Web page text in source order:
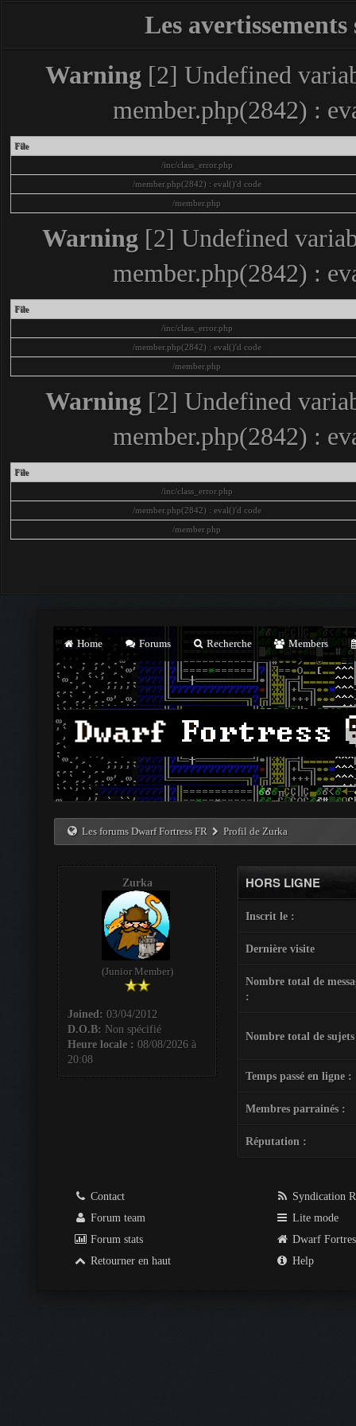
Les
Warning [2] Undefined
member.php(2842) :
File
/inc/class_error.php
/member.php(2842) : eval()'d code
/member.php
Warning [2] Undefined
member.php(2842) :
File
/inc/class_error.php
/member.php(2842) : eval()'d code
/member.php
Warning [2] Undefined
member.php(2842) :
File
/inc/class_error.php
/member.php(2842) : eval()'d code
/member.php
Home Forums Recherche Members
Les forums Dwarf Fortress FR Profil de Zurka
Zurka
(Junior Member)
Joined: 03/04/2012
D.O.B: Non spécifié
Heure locale : 08/08/2026 à
20:08
HORS LIGNE
Inscrit le :
Dernière visite
Nombre total de
:
Nombre total de
Temps passé en ligne :
Membres parrainés :
Réputation :
Contact
Forum team
Forum stats
Retourner en haut
Syndication
Lite mode
Dwarf
Help